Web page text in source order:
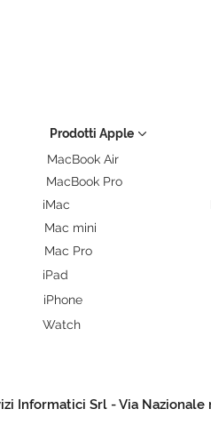
Prodotti Apple
MacBook Air
MacBook Pro
iMac
Mac mini
Mac Pro
iPad
iPhone
Watch
Informatici Srl - Via Nazionale